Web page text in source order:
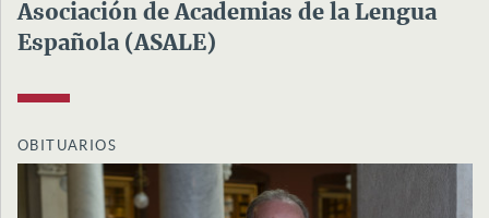
Asociación de Academias de la Lengua
Española (ASALE)
OBITUARIOS